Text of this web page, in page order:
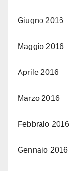
Giugno 2016
Maggio 2016
Aprile 2016
Marzo 2016
Febbraio 2016
Gennaio 2016